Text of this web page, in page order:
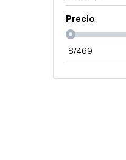
Precio
S/469